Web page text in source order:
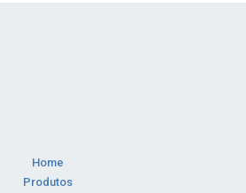
Home
Produtos